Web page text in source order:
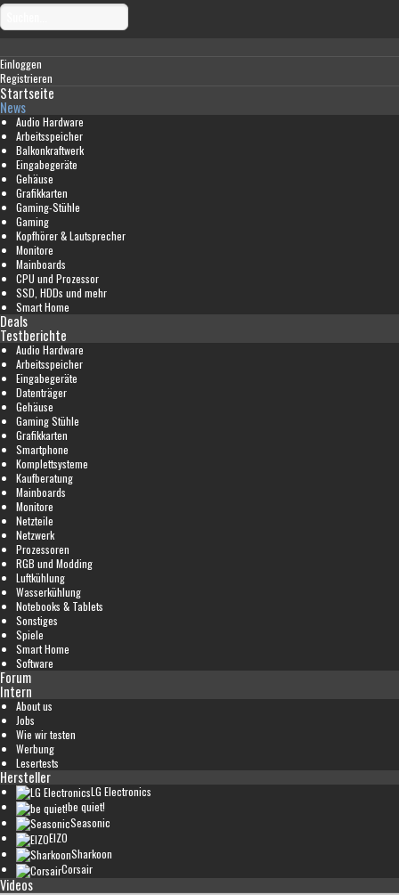
Einloggen
Registrieren
Startseite
News
Audio Hardware
Arbeitsspeicher
Balkonkraftwerk
Eingabegeräte
Gehäuse
Grafikkarten
Gaming-Stühle
Gaming
Kopfhörer & Lautsprecher
Monitore
Mainboards
CPU und Prozessor
SSD, HDDs und mehr
Smart Home
Deals
Testberichte
Audio Hardware
Arbeitsspeicher
Eingabegeräte
Datenträger
Gehäuse
Gaming Stühle
Grafikkarten
Smartphone
Komplettsysteme
Kaufberatung
Mainboards
Monitore
Netzteile
Netzwerk
Prozessoren
RGB und Modding
Luftkühlung
Wasserkühlung
Notebooks & Tablets
Sonstiges
Spiele
Smart Home
Software
Forum
Intern
About us
Jobs
Wie wir testen
Werbung
Lesertests
Hersteller
LG Electronics
be quiet!
Seasonic
EIZO
Sharkoon
Corsair
Videos